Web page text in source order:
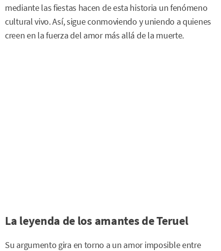
mediante las fiestas hacen de esta historia un fenómeno
cultural vivo. Así, sigue conmoviendo y uniendo a quienes
creen en la fuerza del amor más allá de la muerte.
La leyenda de los amantes de Teruel
Su argumento gira en torno a un amor imposible entre